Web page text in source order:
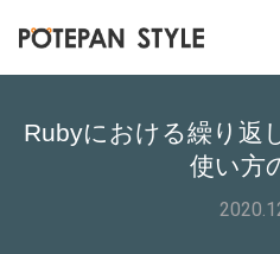
Rubyにおける繰り返
使い方